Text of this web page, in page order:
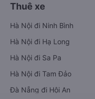
Thuê xe
Hà Nội đi Ninh Bình
Hà Nội đi Hạ Long
Hà Nội đi Sa Pa
Hà Nội đi Tam Đảo
Đà Nẵng đi Hội An